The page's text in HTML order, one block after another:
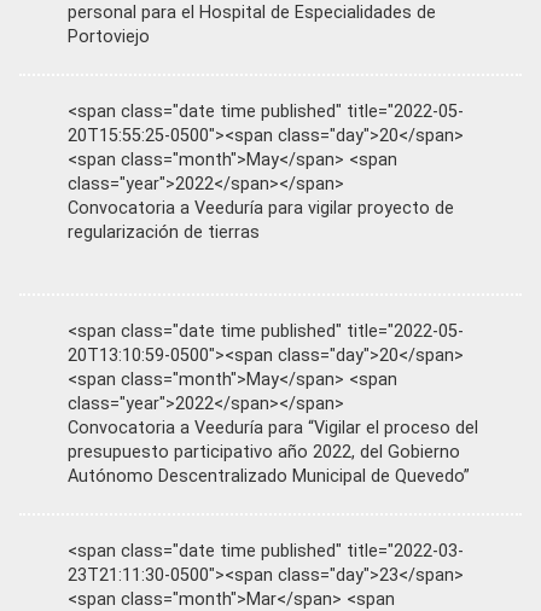
personal para el Hospital de Especialidades de
Portoviejo
<span class="date time published" title="2022-05-
20T15:55:25-0500"><span class="day">20</span>
<span class="month">May</span> <span
class="year">2022</span></span>
Convocatoria a Veeduría para vigilar proyecto de
regularización de tierras
<span class="date time published" title="2022-05-
20T13:10:59-0500"><span class="day">20</span>
<span class="month">May</span> <span
class="year">2022</span></span>
Convocatoria a Veeduría para “Vigilar el proceso del
presupuesto participativo año 2022, del Gobierno
Autónomo Descentralizado Municipal de Quevedo”
<span class="date time published" title="2022-03-
23T21:11:30-0500"><span class="day">23</span>
<span class="month">Mar</span> <span